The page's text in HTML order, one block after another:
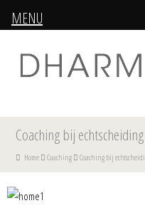
Coaching bij echtscheiding
Home Coaching Coaching bij
MENU